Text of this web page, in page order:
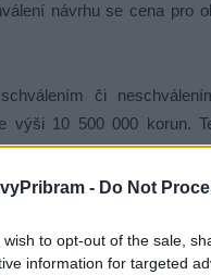
- Do Not
wish to opt-out of the sale,
information for targeted
návrhu se cena pro
či
výši 10 500 000 korun.
kopanou pro